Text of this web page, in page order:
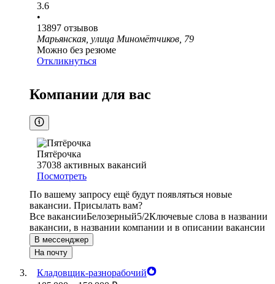
3.6
•
13897 отзывов
Марьянская, улица Миномётчиков, 79
Можно без резюме
Откликнуться
Компании для вас
Пятёрочка
37038 активных вакансий
Посмотреть
По вашему запросу ещё будут появляться новые
вакансии. Присылать вам?
Все вакансииБелозерный5/2Ключевые слова в названии
вакансии, в названии компании и в описании вакансии
В мессенджер
На почту
Кладовщик-разнорабочий